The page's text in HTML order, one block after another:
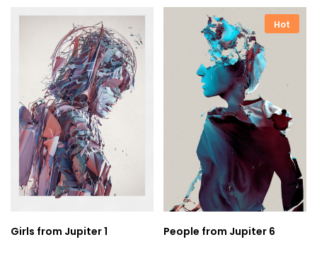
Girls from Jupiter 1
Hot
People from Jupiter 6